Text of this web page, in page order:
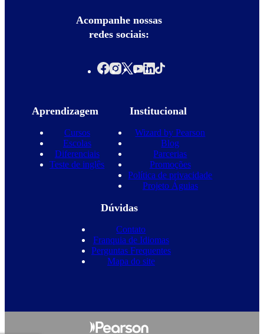
Acompanhe nossas
redes sociais:
Aprendizagem
Cursos
Escolas
Diferenciais
Teste de inglês
Institucional
Wizard by Pearson
Blog
Parcerias
Promoções
Política de privacidade
Projeto Águias
Dúvidas
Contato
Franquia de Idiomas
Perguntas Frequentes
Mapa do site